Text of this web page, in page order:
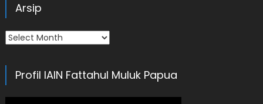
Arsip
Arsip
Profil IAIN Fattahul Muluk Papua